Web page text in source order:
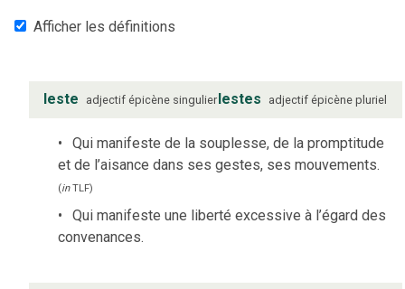
Afficher les définitions
leste adjectif épicène singulierlestes adjectif épicène pluriel
Qui manifeste de la souplesse, de la promptitude
et de l’aisance dans ses gestes, ses mouvements.
(inTLF)
Qui manifeste une liberté excessive à l’égard des
convenances.